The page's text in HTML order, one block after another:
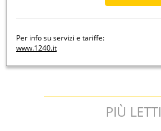
Per info su servizi e tariffe:
www.1240.it
PIÙ LETTI